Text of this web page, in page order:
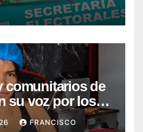
comunitarios de
su voz por los
FRANCISCO